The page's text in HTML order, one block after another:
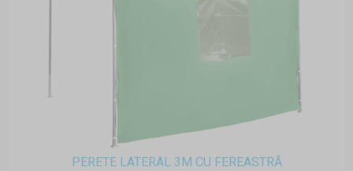
PERETE LATERAL 3M CU FEREASTRĂ